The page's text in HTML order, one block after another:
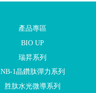
產品專區
BIO UP
瑞昇系列
NB-1晶鑽肽彈力系列
胜肽水光微導系列